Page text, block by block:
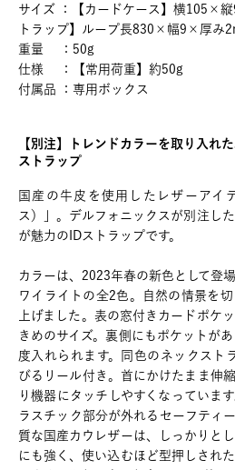
サイズ ：【カードケース】横105×
トラップ】ループ長830×幅9×厚み
重量 ：50g
仕様 ：【常用荷重】約50g
付属品 ：専用ボックス
【別注】トレンドカラーを取り入れ
ストラップ
国産の牛皮を使用したレザーアイ
ス）」。デルフォニックスが別注し
が魅力のIDストラップです。
カラーは、2023年春の新色として登
ワイライトの全2色。自然の情景を
上げました。表の窓付きカードポケ
きめのサイズ。裏側にもポケットが
度入れられます。同色のネックスト
びるリール付き。首にかけたまま伸
り機器にタッチしやすくなっていま
ラスチック部分が外れるセーフティ
質な国産カウレザーは、しっかりと
にも強く、使い込むほど型押しされ